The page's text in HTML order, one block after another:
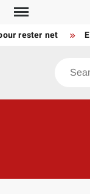
Skip
contentrester net
Search